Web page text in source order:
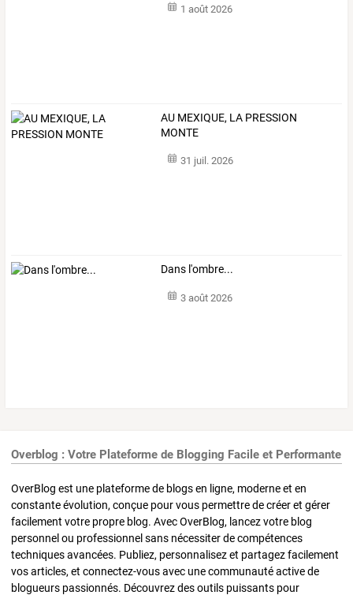
1 août 2026
AU MEXIQUE, LA PRESSION
MONTE
31 juil. 2026
Dans l'ombre...
3 août 2026
Overblog : Votre Plateforme de Blogging Facile et Performante
OverBlog est une plateforme de blogs en ligne, moderne et en
constante évolution, conçue pour vous permettre de créer et gérer
facilement votre propre blog. Avec OverBlog, lancez votre blog
personnel ou professionnel sans nécessiter de compétences
techniques avancées. Publiez, personnalisez et partagez facilement
vos articles, et connectez-vous avec une communauté active de
blogueurs passionnés. Découvrez des outils puissants pour